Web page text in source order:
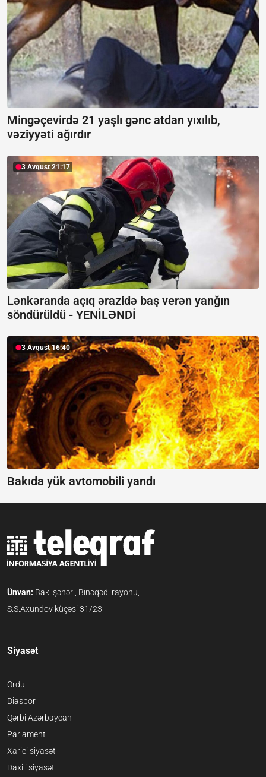
Mingəçevirdə 21 yaşlı gənc atdan yıxılıb,
vəziyyəti ağırdır
3 Avqust 21:17
Lənkəranda açıq ərazidə baş verən yanğın
söndürüldü - YENİLƏNDİ
3 Avqust 16:40
Bakıda yük avtomobili yandı
Ünvan: Bakı şəhəri, Binəqədi rayonu,
S.S.Axundov küçəsi 31/23
Siyasət
Ordu
Diaspor
Qərbi Azərbaycan
Parlament
Xarici siyasət
Daxili siyasət